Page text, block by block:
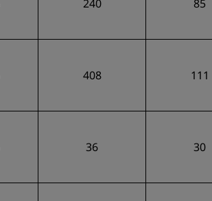
85
240
111
408
30
36